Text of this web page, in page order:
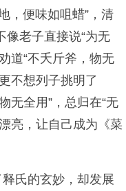
，便味如咀蜡”，清
像老子直接说“为无
道“不夭斤斧，物无
不想列子挑明了
无全用”，总归在“无
亮，让自己成为《菜
氏的玄妙，却发展